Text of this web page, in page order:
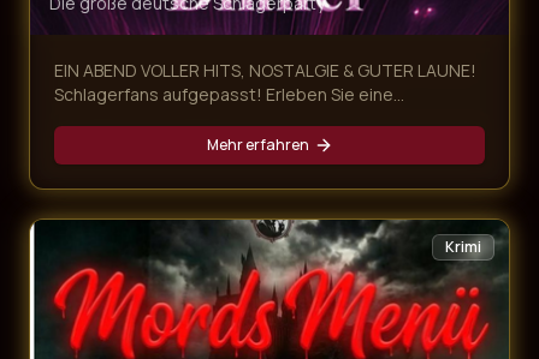
EIN ABEND VOLLER HITS, NOSTALGIE & GUTER LAUNE!
Schlagerfans aufgepasst! Erleben Sie eine
musikalische Zeitreise von den 60ern bis heute
mitnimmt. Freuen Sie sich auf unvergessliche
Evergreens, emotionale Balladen und Partykracher
von den größten Schlagerstars – live präsentiert in
exklusivem Ambiente und begleitet von einem
köstlichen Dinner!
Mehr erfahren
Krimi